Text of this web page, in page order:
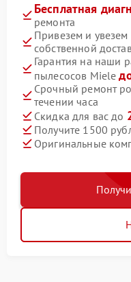
Бесплатная
ремонта
Привезем и
собственной
Гарантия на наши
пылесосов Miele
Срочный ремонт
течении часа
Скидка для вас до
Получите 1500
Оригинальные